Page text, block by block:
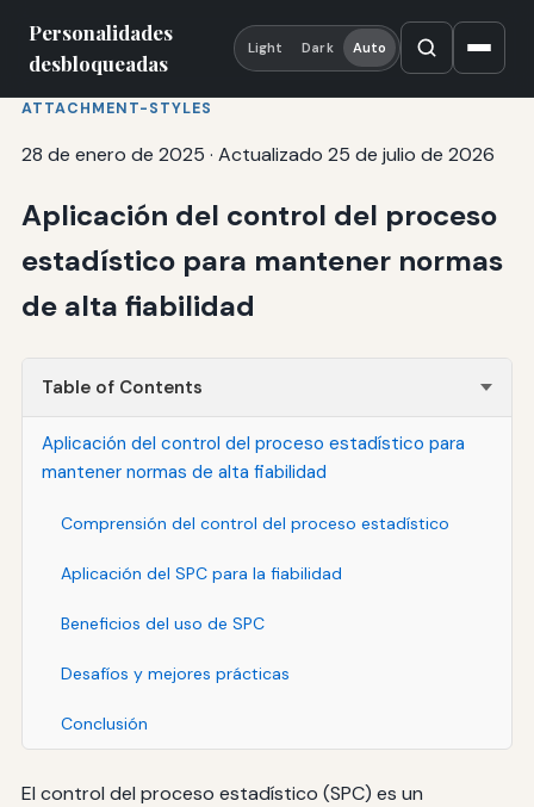
Personalidades
desbloqueadas
Light Dark Auto
ATTACHMENT-STYLES
28 de enero de 2025 · Actualizado 25 de julio de 2026
Aplicación del control del proceso
estadístico para mantener normas
de alta fiabilidad
Table of Contents
Aplicación del control del proceso estadístico para
mantener normas de alta fiabilidad
Comprensión del control del proceso estadístico
Aplicación del SPC para la fiabilidad
Beneficios del uso de SPC
Desafíos y mejores prácticas
Conclusión
El control del proceso estadístico (SPC) es un